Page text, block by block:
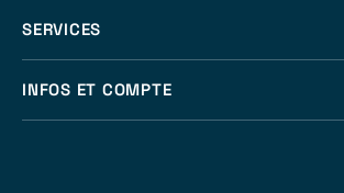
SERVICES
INFOS ET COMPTE